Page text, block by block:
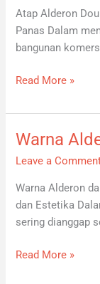
Atap Alderon
Panas Dalam
bangunan
layer
Read More »
Warna
Leave a
Warna Alderon
dan Estetika
sering dianggap
Warna
Alderon
Pengaruhnya
Read More »